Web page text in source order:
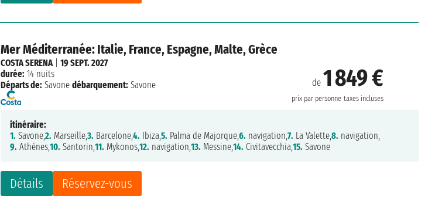
Mer Méditerranée: Italie, France, Espagne, Malte, Grèce
de 1 849 €
prix par personne taxes incluses
Détails Réservez-vous
COSTA SERENA|19 SEPT. 2027
durée: 14 nuits
Départs de: Savone débarquement: Savone
itinéraire:
1. Savone,2. Marseille,3. Barcelone,4. Ibiza,5. Palma de Majorque,6. navigation,7. La Valette,8. navigation,
9. Athènes,10. Santorin,11. Mykonos,12. navigation,13. Messine,14. Civitavecchia,15. Savone